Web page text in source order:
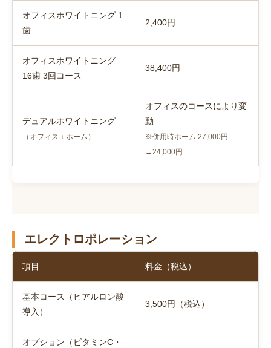
オフィスホワイトニング 1
歯
2,400円
オフィスホワイトニング
16歯 3回コース
38,400円
デュアルホワイトニング
（オフィス＋ホーム）
オフィスのコースにより変
動
※併用時ホーム 27,000円
→24,000円
エレクトロポレーション
項目 料金（税込）
基本コース（ヒアルロン酸
導入）
3,500円（税込）
オプション（ビタミンC・